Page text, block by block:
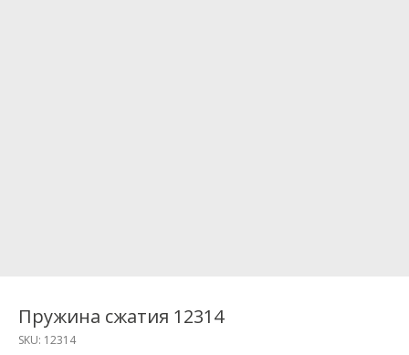
Пружина сжатия 12314
SKU: 12314